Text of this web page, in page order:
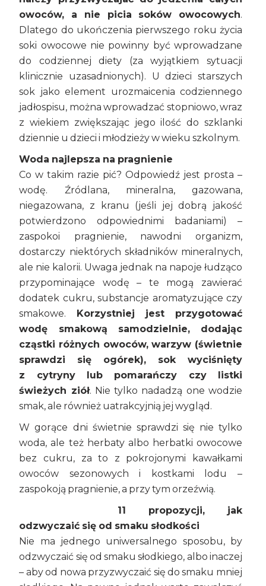
owoców, a nie picia soków owocowych.
Dlatego do ukończenia pierwszego roku życia
soki owocowe nie powinny być wprowadzane
do codziennej diety (za wyjątkiem sytuacji
klinicznie uzasadnionych). U dzieci starszych
sok jako element urozmaicenia codziennego
jadłospisu, można wprowadzać stopniowo, wraz
z wiekiem zwiększając jego ilość do szklanki
dziennie u dzieci i młodzieży w wieku szkolnym.
Woda najlepsza na pragnienie
Co w takim razie pić? Odpowiedź jest prosta –
wodę. Źródlana, mineralna, gazowana,
niegazowana, z kranu (jeśli jej dobrą jakość
potwierdzono odpowiednimi badaniami) –
zaspokoi pragnienie, nawodni organizm,
dostarczy niektórych składników mineralnych,
ale nie kalorii. Uwaga jednak na napoje łudząco
przypominające wodę – te mogą zawierać
dodatek cukru, substancje aromatyzujące czy
smakowe. Korzystniej jest przygotować
wodę smakową samodzielnie, dodając
cząstki różnych owoców, warzyw (świetnie
sprawdzi się ogórek), sok wyciśnięty
z cytryny lub pomarańczy czy listki
świeżych ziół. Nie tylko nadadzą one wodzie
smak, ale również uatrakcyjnią jej wygląd.
W gorące dni świetnie sprawdzi się nie tylko
woda, ale też herbaty albo herbatki owocowe
bez cukru, za to z pokrojonymi kawałkami
owoców sezonowych i kostkami lodu –
zaspokoją pragnienie, a przy tym orzeźwią.
11 propozycji, jak
odzwyczaić się od smaku słodkości
Nie ma jednego uniwersalnego sposobu, by
odzwyczaić się od smaku słodkiego, albo inaczej
– aby od nowa przyzwyczaić się do smaku mniej